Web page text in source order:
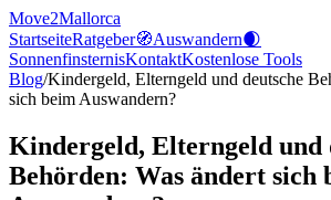
Move2Mallorca
StartseiteRatgeber🧭Auswandern🌒
SonnenfinsternisKontaktKostenlose Tools
Blog/Kindergeld, Elterngeld und deutsche
sich beim Auswandern?
Kindergeld, Elterngeld und
Behörden: Was ändert sich